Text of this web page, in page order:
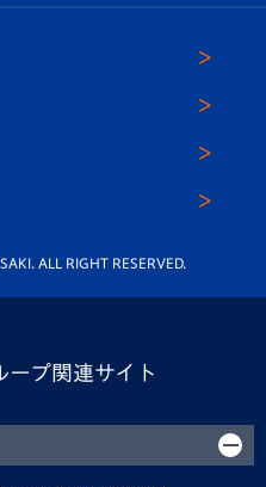
ALL RIGHT RESERVED.
ープ関連サイト